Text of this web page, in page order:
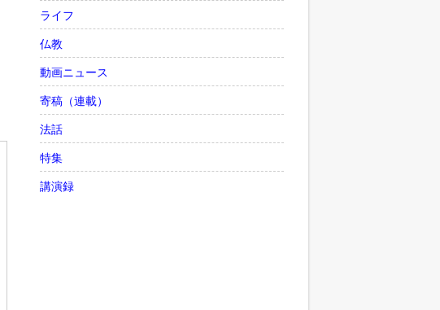
ライフ
仏教
動画ニュース
寄稿（連載）
法話
特集
講演録